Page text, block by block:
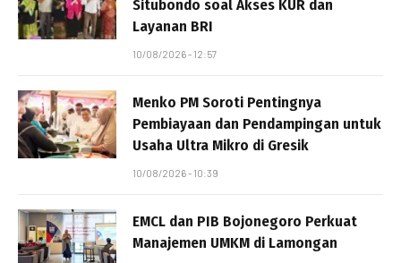
Situbondo soal Akses KUR dan
Layanan BRI
10/08/2026 - 12:57
Menko PM Soroti Pentingnya
Pembiayaan dan Pendampingan untuk
Usaha Ultra Mikro di Gresik
10/08/2026 - 10:39
EMCL dan PIB Bojonegoro Perkuat
Manajemen UMKM di Lamongan